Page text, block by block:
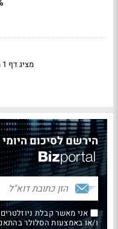
מציג דף 1 מתוך 7
הירשם לסיכום
אני מאשר קבלת ניוזלטרים
ו/או באמצעות הסלולר בהתאם למפורט